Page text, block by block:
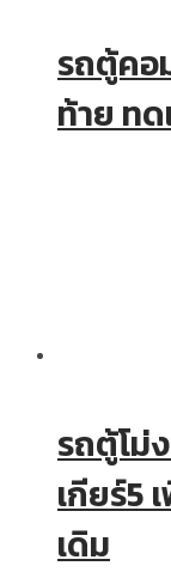
รถตู้คอ
ท้าย ทด
รถตู้โม่
เกียร์5
เดิม